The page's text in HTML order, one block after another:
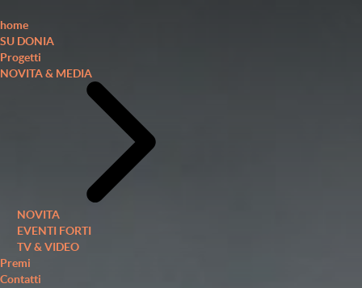
home
SU DONIA
Progetti
NOVITA & MEDIA
NOVITA
EVENTI FORTI
TV & VIDEO
Premi
Contatti